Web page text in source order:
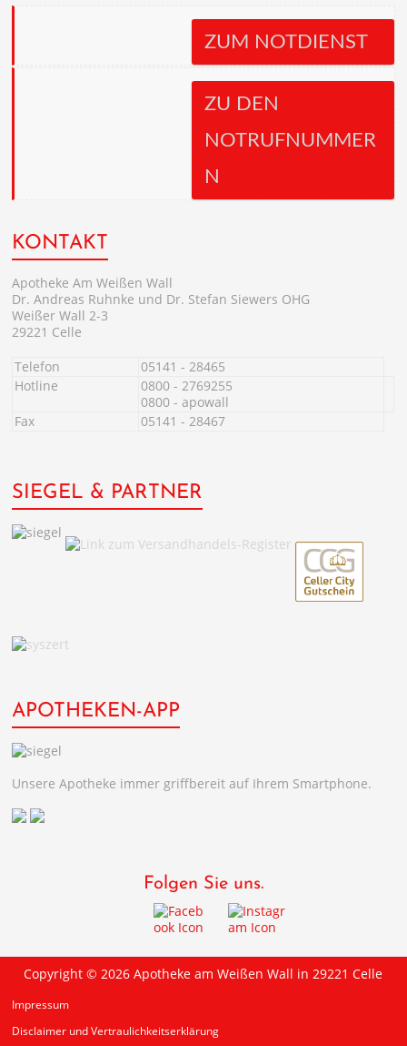
ZUM NOTDIENST
ZU DEN
NOTRUFNUMMER
N
KONTAKT
Apotheke Am Weißen Wall
Dr. Andreas Ruhnke und Dr. Stefan Siewers OHG
Weißer Wall 2-3
29221 Celle
Telefon
05141 - 28465
Hotline
0800 - 2769255
0800 - apowall
Fax
05141 - 28467
SIEGEL & PARTNER
APOTHEKEN-APP
Unsere Apotheke immer griffbereit auf Ihrem Smartphone.
Folgen Sie uns.
Copyright © 2026Apotheke am Weißen Wall in 29221 Celle
Impressum
Disclaimer und Vertraulichkeitserklärung